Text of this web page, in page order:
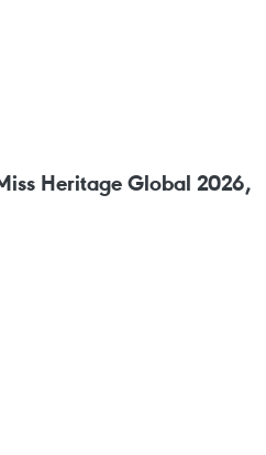
Heritage Global 2026,